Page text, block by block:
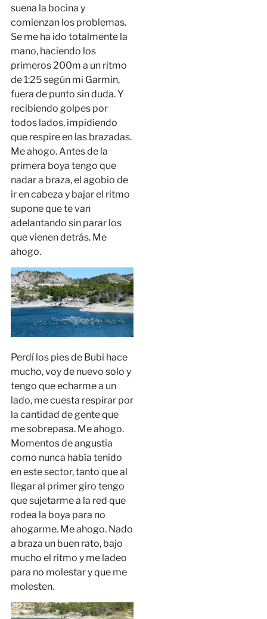
suena la bocina y
comienzan los problemas.
Se me ha ido totalmente la
mano, haciendo los
primeros 200m a un ritmo
de 1:25 según mi Garmin,
fuera de punto sin duda. Y
recibiendo golpes por
todos lados, impidiendo
que respire en las brazadas.
Me ahogo. Antes de la
primera boya tengo que
nadar a braza, el agobio de
ir en cabeza y bajar el ritmo
supone que te van
adelantando sin parar los
que vienen detrás. Me
ahogo.
Perdí los pies de Bubi hace
mucho, voy de nuevo solo y
tengo que echarme a un
lado, me cuesta respirar por
la cantidad de gente que
me sobrepasa. Me ahogo.
Momentos de angustia
como nunca había tenido
en este sector, tanto que al
llegar al primer giro tengo
que sujetarme a la red que
rodea la boya para no
ahogarme. Me ahogo. Nado
a braza un buen rato, bajo
mucho el ritmo y me ladeo
para no molestar y que me
molesten.